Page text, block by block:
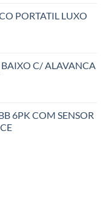
PORTATIL LUXO
C/ ALAVANCA
6PK COM SENSOR